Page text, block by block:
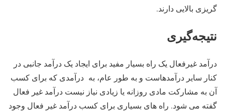
گریزی بالایی دارند.
نتیجه‌گیری
درآمد غیرفعال یک راه بسیار مفید برای ایجاد یک درآمد جانبی در
کنار سایر درآمدهاست و به طور عام، به درآمدی که برای کسب
آن به مشارکت مادی روزانه یا زیادی نیاز نیست درآمد غیر فعال
گفته می شود. راه های بسیاری برای کسب درآمد غیر فعال وجود